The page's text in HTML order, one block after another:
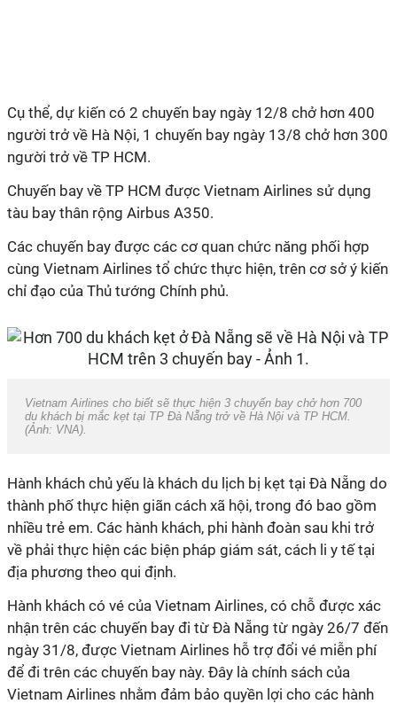
Cụ thể, dự kiến có 2 chuyến bay ngày 12/8 chở hơn 400
người trở về Hà Nội, 1 chuyến bay ngày 13/8 chở hơn 300
người trở về TP HCM.
Chuyến bay về TP HCM được Vietnam Airlines sử dụng
tàu bay thân rộng Airbus A350.
Các chuyến bay được các cơ quan chức năng phối hợp
cùng Vietnam Airlines tổ chức thực hiện, trên cơ sở ý kiến
chỉ đạo của Thủ tướng Chính phủ.
Vietnam Airlines cho biết sẽ thực hiện 3 chuyến bay chở hơn 700
du khách bị mắc kẹt tại TP Đà Nẵng trở về Hà Nội và TP HCM.
(Ảnh: VNA).
Hành khách chủ yếu là khách du lịch bị kẹt tại Đà Nẵng do
thành phố thực hiện giãn cách xã hội, trong đó bao gồm
nhiều trẻ em. Các hành khách, phi hành đoàn sau khi trở
về phải thực hiện các biện pháp giám sát, cách li y tế tại
địa phương theo qui định.
Hành khách có vé của Vietnam Airlines, có chỗ được xác
nhận trên các chuyến bay đi từ Đà Nẵng từ ngày 26/7 đến
ngày 31/8, được Vietnam Airlines hỗ trợ đổi vé miễn phí
để đi trên các chuyến bay này. Đây là chính sách của
Vietnam Airlines nhằm đảm bảo quyền lợi cho các hành